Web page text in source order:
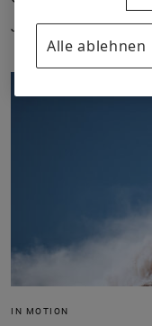
Januar 2026
IN MOTION
Alle ablehnen